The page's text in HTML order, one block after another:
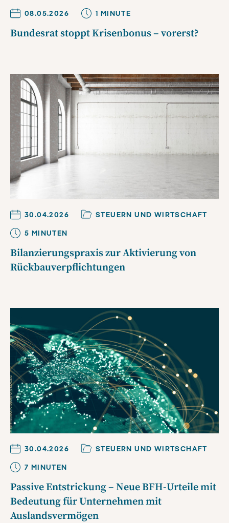
08.05.2026 1 MINUTE
Bundesrat stoppt Krisenbonus – vorerst?
30.04.2026
STEUERN UND WIRTSCHAFT
5 MINUTEN
Bilanzierungspraxis zur Aktivierung von
Rückbauverpflichtungen
30.04.2026
STEUERN UND WIRTSCHAFT
7 MINUTEN
Passive Entstrickung – Neue BFH-Urteile mit
Bedeutung für Unternehmen mit
Auslandsvermögen